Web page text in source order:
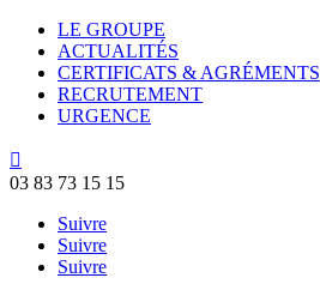
LE GROUPE
ACTUALITÉS
CERTIFICATS & AGRÉMENTS
RECRUTEMENT
URGENCE

03 83 73 15 15
Suivre
Suivre
Suivre